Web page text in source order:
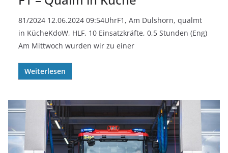
81/2024 12.06.2024 09:54UhrF1, Am Dulshorn, qualmt
in KücheKdoW, HLF, 10 Einsatzkräfte, 0,5 Stunden (Eng)
Am Mittwoch wurden wir zu einer
Weiterlesen